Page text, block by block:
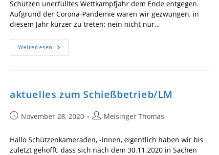
Schützen unerfülltes Wettkampfjahr dem Ende entgegen.
Aufgrund der Corona-Pandemie waren wir gezwungen, in
diesem Jahr kürzer zu treten; nein nicht nur…
Weiterlesen Weihnachts-
Und
aktuelles zum Schießbetrieb/LM
BeitragNovember 28, 2020
Beitrags-
Meisinger Thomas
Hallo Schützenkameraden, -innen, eigentlich haben wir bis
zuletzt gehofft, dass sich nach dem 30.11.2020 in Sachen